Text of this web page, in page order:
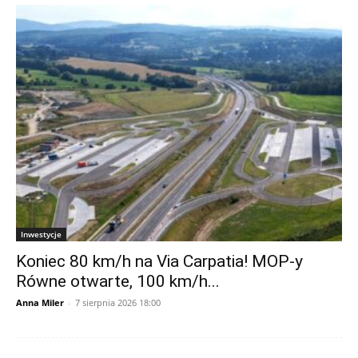
Inwestycje
Koniec 80 km/h na Via Carpatia! MOP-y
Równe otwarte, 100 km/h...
Anna Miler - 7 sierpnia 2026 18:00